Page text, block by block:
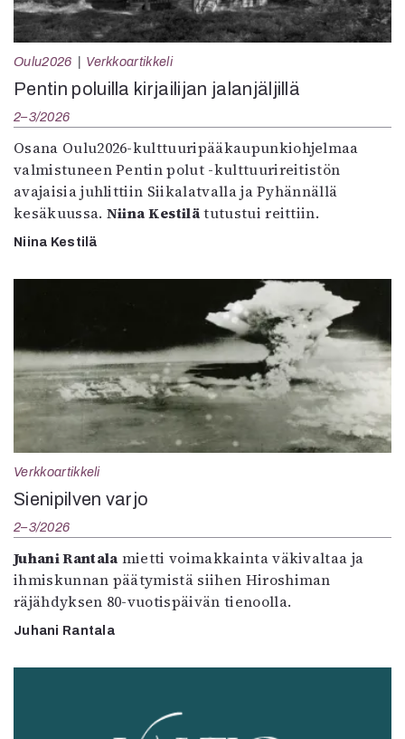
Oulu2026 Verkkoartikkeli
Pentin poluilla kirjailijan jalanjäljillä
2–3/2026
Osana Oulu2026-kulttuuripääkaupunkiohjelmaa
valmistuneen Pentin polut -kulttuurireitistön
avajaisia juhlittiin Siikalatvalla ja Pyhännällä
kesäkuussa. Niina Kestilätutustui reittiin.
Niina Kestilä
Verkkoartikkeli
Sienipilven varjo
2–3/2026
Juhani Rantala mietti voimakkainta väkivaltaa ja
ihmiskunnan päätymistä siihen Hiroshiman
räjähdyksen 80-vuotispäivän tienoolla.
Juhani Rantala